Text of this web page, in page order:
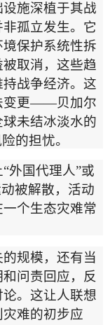
施深植于其战
孤立发生。它
保护系统性拆
取消，这些趋
战争经济。这
变更——贝加尔
未结冰淡水的
的担忧。
“外国代理人”或
被解散，活动
个生态灾难常
规模，还有当
问责回应，反
。这让人联想
难的初步应